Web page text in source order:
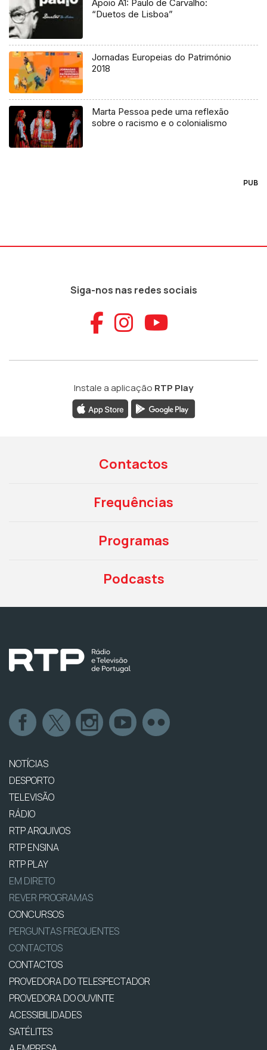
Apoio A1: Paulo de Carvalho:
“Duetos de Lisboa”
Jornadas Europeias do Património
2018
Marta Pessoa pede uma reflexão
sobre o racismo e o colonialismo
PUB
Siga-nos nas redes sociais
Aceder ao
Aceder ao
Aceder
Instale a aplicação RTP Play
Contactos
Frequências
Programas
Podcasts
NOTÍCIAS
DESPORTO
TELEVISÃO
RÁDIO
RTP ARQUIVOS
RTP ENSINA
RTP PLAY
EM DIRETO
REVER PROGRAMAS
CONCURSOS
PERGUNTAS FREQUENTES
CONTACTOS
CONTACTOS
PROVEDORA DO TELESPECTADOR
PROVEDORA DO OUVINTE
ACESSIBILIDADES
SATÉLITES